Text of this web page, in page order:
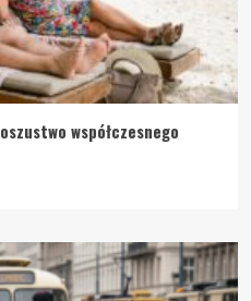
współczesnego